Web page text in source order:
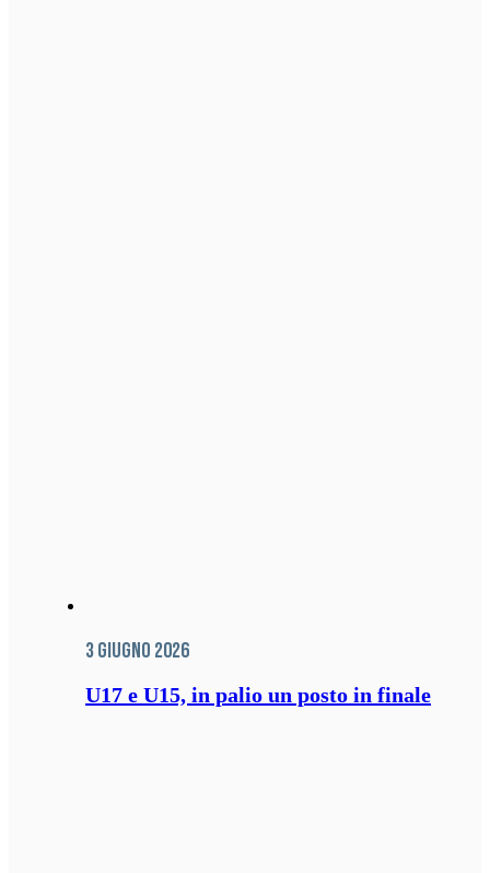
3 Giugno 2026
U17 e U15, in palio un posto in finale